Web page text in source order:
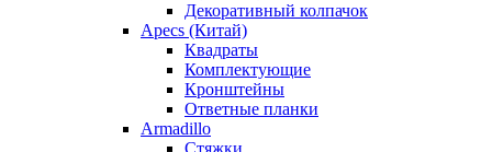
Декоративный колпачок
Apecs (Китай)
Квадраты
Комплектующие
Кронштейны
Ответные планки
Armadillo
Стяжки